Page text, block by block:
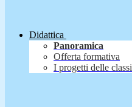
Didattica
Panoramica
Offerta formativa
I progetti delle classi